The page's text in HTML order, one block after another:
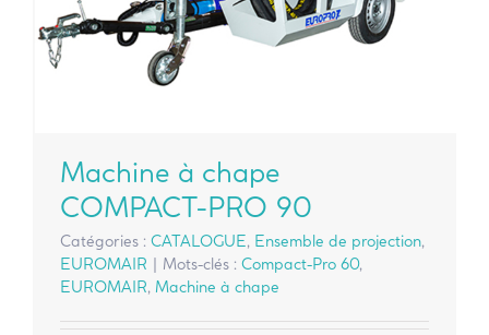
Machine à chape
COMPACT-PRO 90
Catégories : CATALOGUE, Ensemble de projection,
EUROMAIR
Mots-clés : Compact-Pro 60,
EUROMAIR, Machine à chape